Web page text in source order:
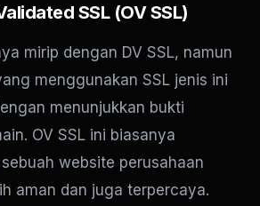
SSL (OV SSL)
mirip dengan DV SSL, namun
menggunakan SSL jenis ini
menunjukkan bukti
OV SSL ini biasanya
website perusahaan
aman dan juga terpercaya.